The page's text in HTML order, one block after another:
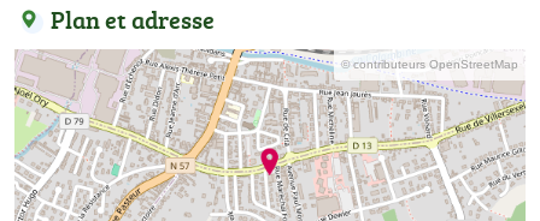
Plan et adresse
© contributeurs OpenStreetMap